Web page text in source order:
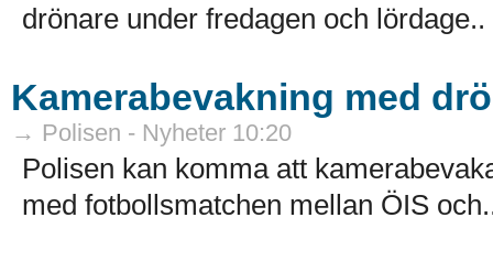
drönare under fredagen och lördage..
Kamerabevakning med
→ Polisen - Nyheter 10:20
Polisen kan komma att
med fotbollsmatchen mellan ÖIS